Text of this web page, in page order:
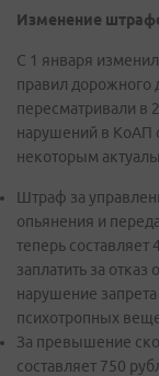
Изменение
С 1 января
правил дорожного
пересматривали в
нарушений в КоАП
некоторым
Штраф за
опьянения и
теперь
заплатить за отказ
нарушение
психотропных
За превышение
составляет 750